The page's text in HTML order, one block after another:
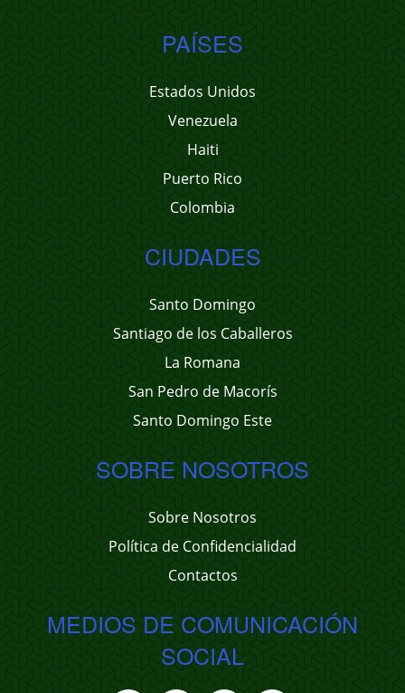
PAÍSES
Estados Unidos
Venezuela
Haiti
Puerto Rico
Colombia
CIUDADES
Santo Domingo
Santiago de los Caballeros
La Romana
San Pedro de Macorís
Santo Domingo Este
SOBRE NOSOTROS
Sobre Nosotros
Política de Confidencialidad
Contactos
MEDIOS DE COMUNICACIÓN
SOCIAL